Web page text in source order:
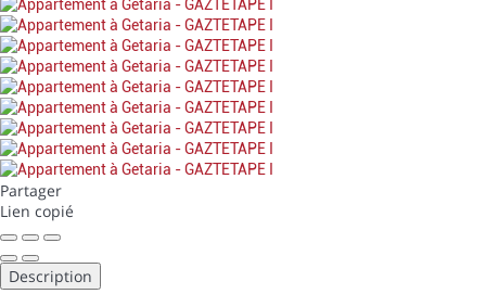
Partager
Lien copié
Description